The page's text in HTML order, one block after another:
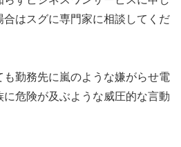
はスグに専門家に相談してくだ
勤務先に嵐のような嫌がらせ電
危険が及ぶような威圧的な言動